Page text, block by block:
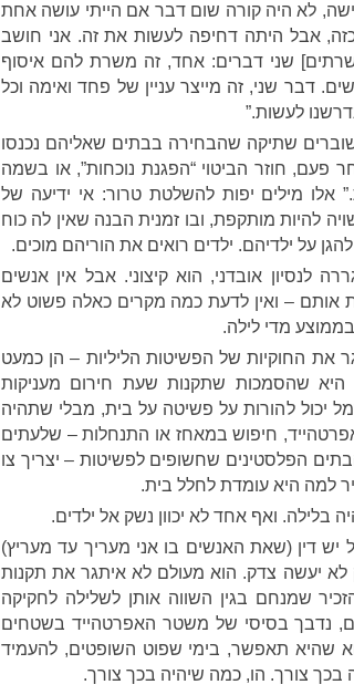
לא היה קורה שום דבר אם הייתי עושה אחת
אבל היתה דחיפה לעשות את זה. אני חושב
שני דברים: אחד, זה משרת להם איסוף
דבר שני, זה מייצר עניין של פחד ואימה וכל
לעשות.”
שתיקה שהבחירה בבתים שאליהם נכנסו
פעם, חוזר הביטוי “הפגנת נוכחות”, או בשמה
אלו מילים יפות להשלטת טרור: אי ידיעה של
להיות מותקפת, ובו זמנית הבנה שאין לה כוח
על ילדיהם. ילדים רואים את הוריהם מוכים.
אובדני, הוא קיצוני. אבל אין אנשים
אותם – ואין לדעת כמה מקרים כאלה פשוט לא
מדי לילה.
את החוקיות של הפשיטות הליליות – הן כמעט
היא שהסמכות שתקנות שעת חירום מעניקות
יכול להורות על פשיטה על בית, מבלי שתהיה
חיפוש במאחז או התנחלות – שלעתים
הפלסטינים שחשופים לפשיטות – יצריך צו
למה היא עומדת לחלל בית.
בלילה. ואף אחד לא יכוון נשק אל ילדים.
יש דין (שאת האנשים בו אני מעריך עד מעריץ)
יעשה צדק. הוא מעולם לא איתגר את תקנות
שמנחם בגין השווה אותן לשלילה לחקיקה
נדבך בסיסי של משטר האפרטהייד בשטחים
שהיא תאפשר, בימי שפוט השופטים, להעמיד
בכך צורך. הו, כמה שיהיה בכך צורך.